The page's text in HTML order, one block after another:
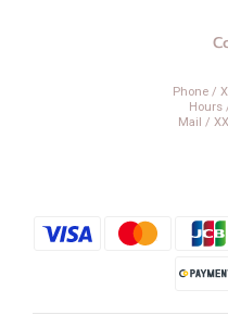
Phone /
Hours
Mail /